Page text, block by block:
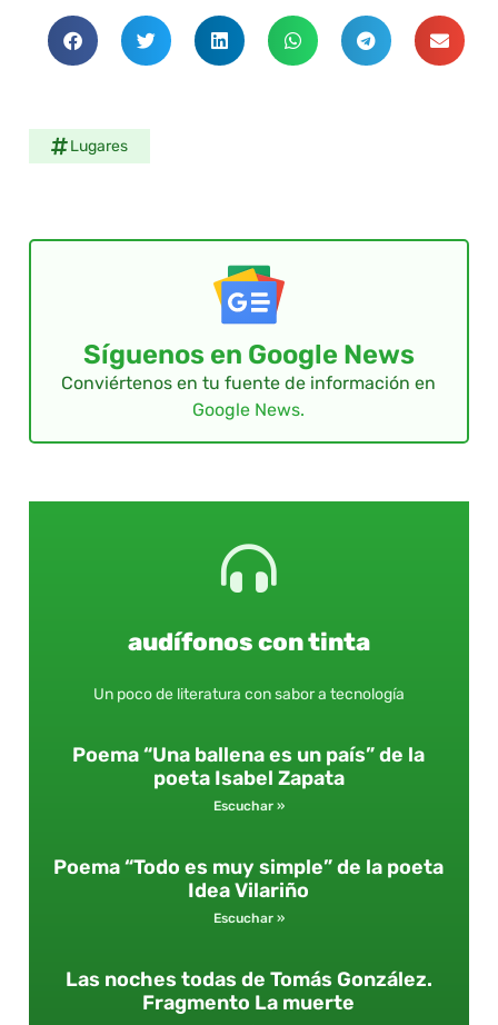
Lugares
Síguenos en Google News
Conviértenos en tu fuente de información en
Google News.
audífonos con tinta
Un poco de literatura con sabor a tecnología
Poema “Una ballena es un país” de la
poeta Isabel Zapata
Escuchar »
Poema “Todo es muy simple” de la poeta
Idea Vilariño
Escuchar »
Las noches todas de Tomás González.
Fragmento La muerte